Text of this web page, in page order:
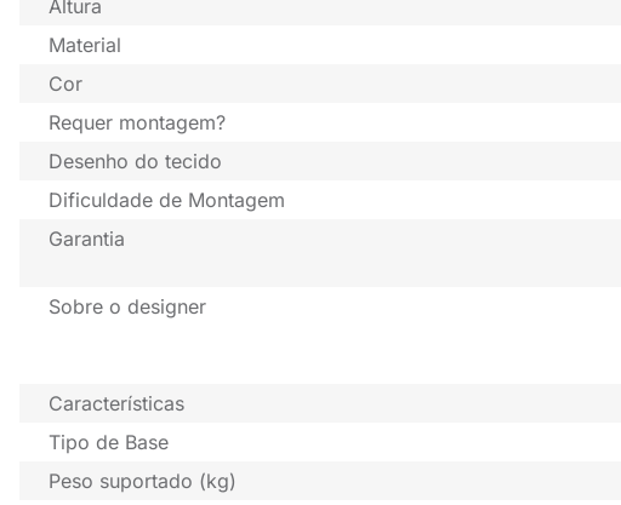
Altura
Material
Cor
Requer montagem?
Desenho do tecido
Dificuldade de Montagem
Garantia
Sobre o designer
Características
Tipo de Base
Peso suportado (kg)